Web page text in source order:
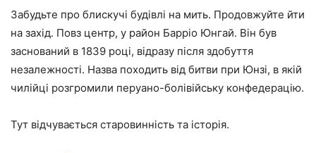
Забудьте про блискучі будівлі на мить. Продовжуйте йти
на захід. Повз центр, у район Барріо Юнгай. Він був
заснований в 1839 році, відразу після здобуття
незалежності. Назва походить від битви при Юнзі, в якій
чилійці розгромили перуано-болівійську конфедерацію.
Тут відчувається старовинність та історія.